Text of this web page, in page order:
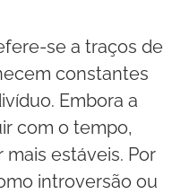
se a traços de
constantes
Embora a
com o tempo,
estáveis. Por
introversão ou